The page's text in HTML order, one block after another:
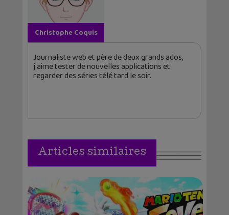
Christophe Coquis
Journaliste web et père de deux grands ados,
j'aime tester de nouvelles applications et
regarder des séries télé tard le soir.
Articles similaires